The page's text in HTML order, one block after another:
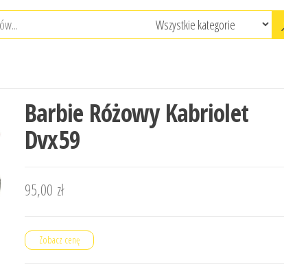
Barbie Różowy Kabriolet
Dvx59
95,00 zł
Zobacz cenę